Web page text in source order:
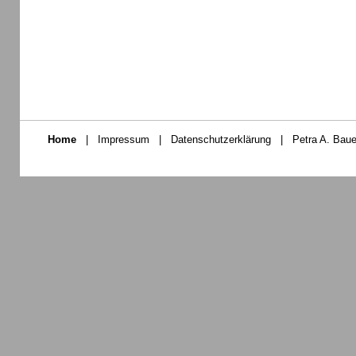
Home | Impressum | Datenschutzerklärung | Petra A.